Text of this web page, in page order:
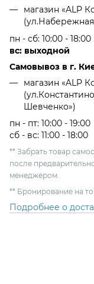
магазин «ALP
пн - сб: 10:00 - 18:00
вс: выходной
Самовывоз в г.
магазин «ALP
Шевченко»)
пн - пт: 10:00 - 19:00
сб - вс: 11:00 - 18:00
** Забрать товар
после
менеджером.
** Бронирование на
Подробнее о